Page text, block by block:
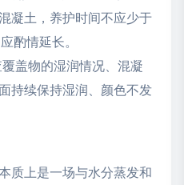
凝土，养护时间不应少于
酌情延长。
盖物的湿润情况、混凝
持续保持湿润、颜色不发
质上是一场与水分蒸发和